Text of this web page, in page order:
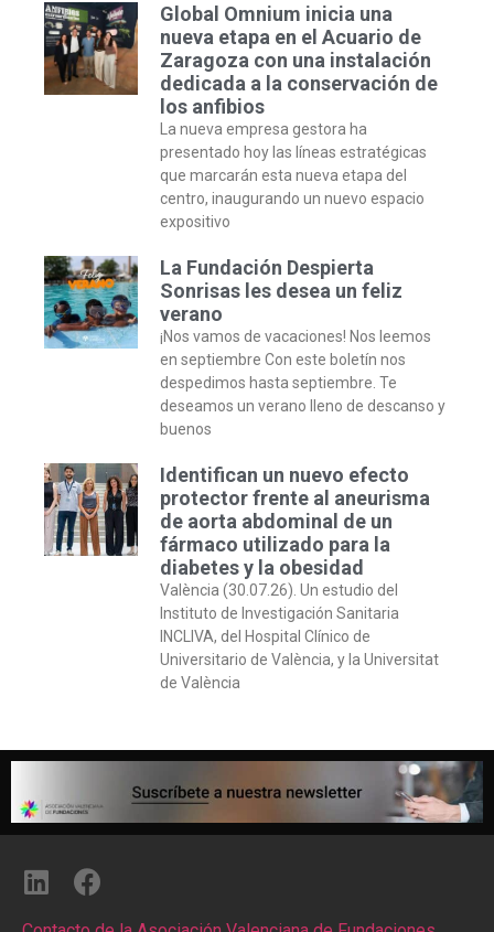
Global Omnium inicia una
nueva etapa en el Acuario de
Zaragoza con una instalación
dedicada a la conservación de
los anfibios
La nueva empresa gestora ha
presentado hoy las líneas estratégicas
que marcarán esta nueva etapa del
centro, inaugurando un nuevo espacio
expositivo
La Fundación Despierta
Sonrisas les desea un feliz
verano
¡Nos vamos de vacaciones! Nos leemos
en septiembre Con este boletín nos
despedimos hasta septiembre. Te
deseamos un verano lleno de descanso y
buenos
Identifican un nuevo efecto
protector frente al aneurisma
de aorta abdominal de un
fármaco utilizado para la
diabetes y la obesidad
València (30.07.26). Un estudio del
Instituto de Investigación Sanitaria
INCLIVA, del Hospital Clínico de
Universitario de València, y la Universitat
de València